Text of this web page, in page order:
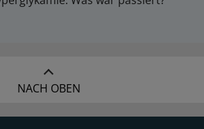
NACH OBEN